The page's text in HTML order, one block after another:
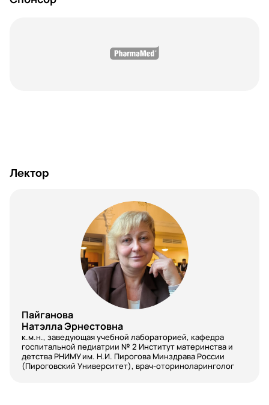
Лектор
Пайганова
Натэлла Эрнестовна
к.м.н., заведующая учебной лабораторией, кафедра
госпитальной педиатрии № 2 Институт материнства и
детства РНИМУ им. Н.И. Пирогова Минздрава России
(Пироговский Университет), врач-оториноларинголог